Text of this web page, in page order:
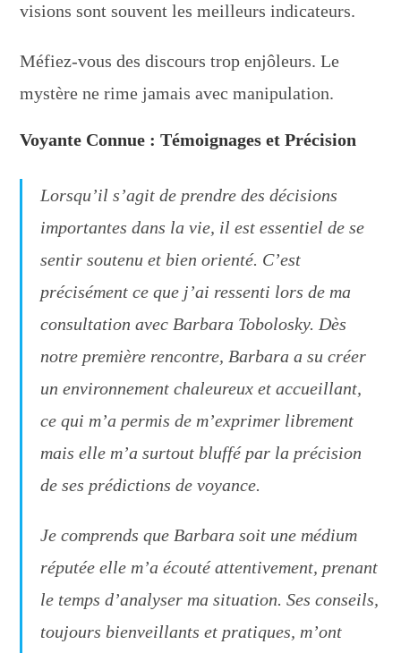
visions sont souvent les meilleurs indicateurs.
Méfiez-vous des discours trop enjôleurs. Le
mystère ne rime jamais avec manipulation.
Voyante Connue : Témoignages et Précision
Lorsqu’il s’agit de prendre des décisions
importantes dans la vie, il est essentiel de se
sentir soutenu et bien orienté. C’est
précisément ce que j’ai ressenti lors de ma
consultation avec Barbara Tobolosky. Dès
notre première rencontre, Barbara a su créer
un environnement chaleureux et accueillant,
ce qui m’a permis de m’exprimer librement
mais elle m’a surtout bluffé par la précision
de ses prédictions de voyance.
Je comprends que Barbara soit une médium
réputée elle m’a écouté attentivement, prenant
le temps d’analyser ma situation. Ses conseils,
toujours bienveillants et pratiques, m’ont